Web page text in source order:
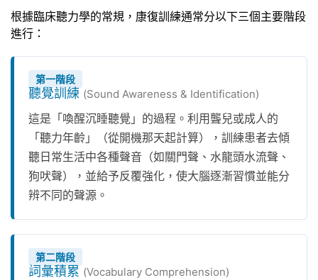
根據臨床聽力學的常規，康復訓練通常分以下三個主要階段
進行：
第一階段
聽覺訓練 (Sound Awareness & Identification)
這是「喚醒沉睡聽覺」的過程。利用聾兒或成人的
「聽力年齡」（從開機那天起計算），訓練患者去傾
聽日常生活中各種聲音（如關門聲、水龍頭水流聲、
狗吠聲），並給予反覆強化，使大腦逐漸習慣並能分
辨不同的聲源。
第二階段
詞彙積累 (Vocabulary Comprehension)